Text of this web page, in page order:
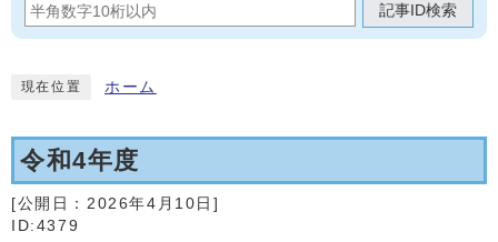
記事ID検索
現在位置 ホーム
令和4年度
[公開日： 2026年4月10日 ]
ID:4379